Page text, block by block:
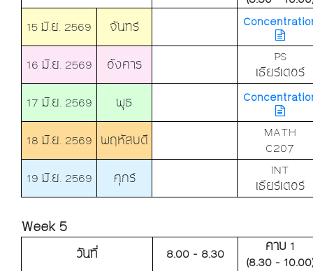
15 มิ.ย. 2569
จันทร์
16 มิ.ย. 2569 อังคาร
PS
เธียร์เตอร์
17 มิ.ย. 2569
พุธ
18 มิ.ย. 2569 พฤหัสบดี
MATH
C207
19 มิ.ย. 2569
ศุกร์
INT
เธียร์เตอร์
Week 5
วันที่ 8.00 - 8.30
คาบ 1
(8.30 -